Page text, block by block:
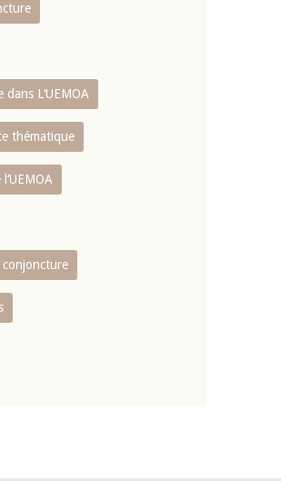
L‘UEMOA
thématique
conjoncture